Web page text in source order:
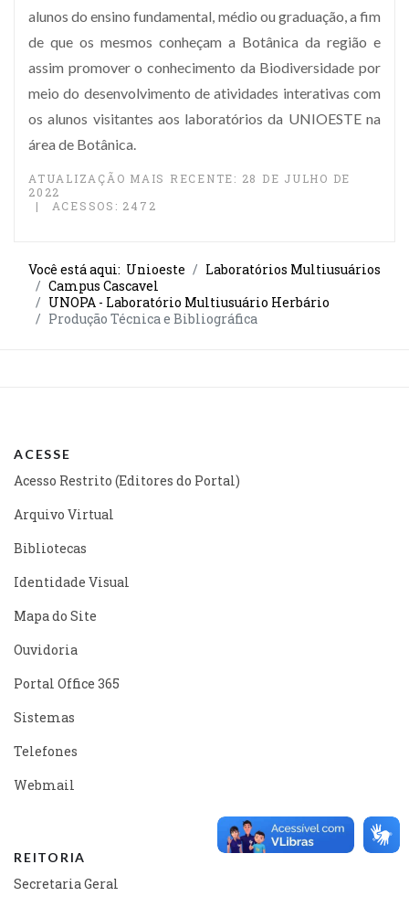
alunos do ensino fundamental, médio ou graduação, a fim
de que os mesmos conheçam a Botânica da região e
assim promover o conhecimento da Biodiversidade por
meio do desenvolvimento de atividades interativas com
os alunos visitantes aos laboratórios da UNIOESTE na
área de Botânica.
ATUALIZAÇÃO MAIS RECENTE: 28 DE JULHO DE
2022
ACESSOS: 2472
Você está aqui: Unioeste
Laboratórios Multiusuários
Campus Cascavel
UNOPA - Laboratório Multiusuário Herbário
Produção Técnica e Bibliográfica
ACESSE
Acesso Restrito (Editores do Portal)
Arquivo Virtual
Bibliotecas
Identidade Visual
Mapa do Site
Ouvidoria
Portal Office 365
Sistemas
Telefones
Webmail
REITORIA
Secretaria Geral